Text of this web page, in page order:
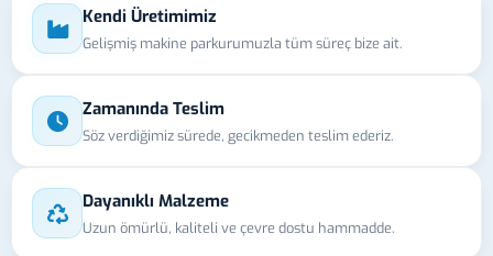
Kendi Üretimimiz
Gelişmiş makine parkurumuzla tüm süreç bize ait.
Zamanında Teslim
Söz verdiğimiz sürede, gecikmeden teslim ederiz.
Dayanıklı Malzeme
Uzun ömürlü, kaliteli ve çevre dostu hammadde.